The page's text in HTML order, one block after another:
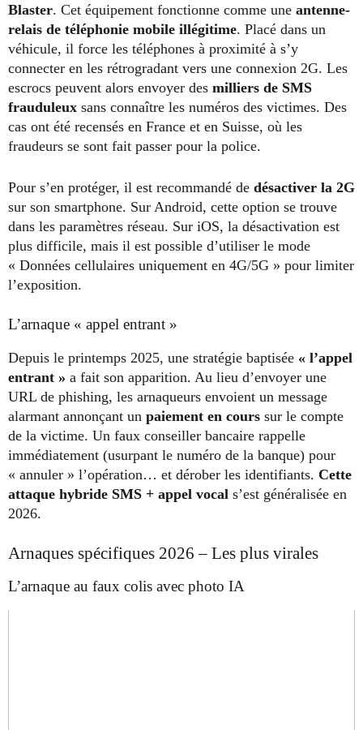
Blaster. Cet équipement fonctionne comme une antenne-
relais de téléphonie mobile illégitime. Placé dans un
véhicule, il force les téléphones à proximité à s’y
connecter en les rétrogradant vers une connexion 2G. Les
escrocs peuvent alors envoyer des milliers de SMS
frauduleux sans connaître les numéros des victimes. Des
cas ont été recensés en France et en Suisse, où les
fraudeurs se sont fait passer pour la police.
Pour s’en protéger, il est recommandé de désactiver la 2G
sur son smartphone. Sur Android, cette option se trouve
dans les paramètres réseau. Sur iOS, la désactivation est
plus difficile, mais il est possible d’utiliser le mode
« Données cellulaires uniquement en 4G/5G » pour limiter
l’exposition.
L’arnaque « appel entrant »
Depuis le printemps 2025, une stratégie baptisée « l’appel
entrant » a fait son apparition. Au lieu d’envoyer une
URL de phishing, les arnaqueurs envoient un message
alarmant annonçant un paiement en cours sur le compte
de la victime. Un faux conseiller bancaire rappelle
immédiatement (usurpant le numéro de la banque) pour
« annuler » l’opération… et dérober les identifiants. Cette
attaque hybride SMS + appel vocal s’est généralisée en
2026.
Arnaques spécifiques 2026 – Les plus virales
L’arnaque au faux colis avec photo IA